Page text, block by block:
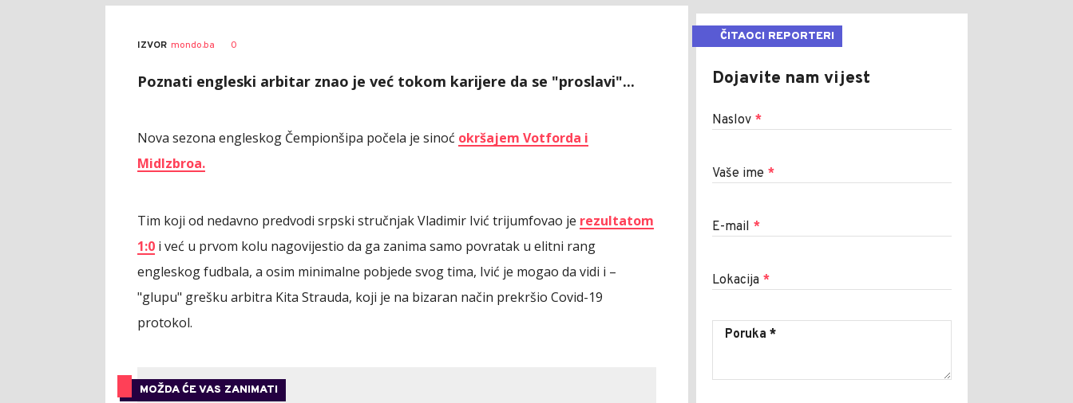
IZVOR mondo.ba 0
Poznati engleski arbitar znao je već tokom karijere da se "proslavi"...
Nova sezona engleskog Čempionšipa počela je sinoć okršajem Votforda i
Midlzbroa.
Tim koji od nedavno predvodi srpski stručnjak Vladimir Ivić trijumfovao je rezultatom
1:0 i već u prvom kolu nagovijestio da ga zanima samo povratak u elitni rang
engleskog fudbala, a osim minimalne pobjede svog tima, Ivić je mogao da vidi i –
"glupu" grešku arbitra Kita Strauda, koji je na bizaran način prekršio Covid-19
protokol.
MOŽDA ĆE VAS ZANIMATI
ČITAOCI REPORTERI
Dojavite nam vijest
Naslov *
Vaše ime *
E-mail *
Lokacija *